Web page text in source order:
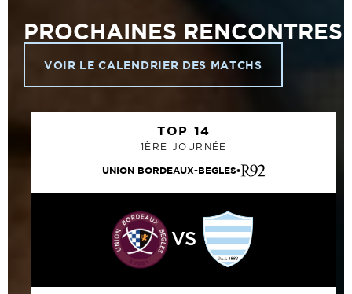
PROCHAINES RENCONTRES
VOIR LE CALENDRIER DES MATCHS
TOP 14
1ÈRE JOURNÉE
UNION BORDEAUX-BEGLES
VS